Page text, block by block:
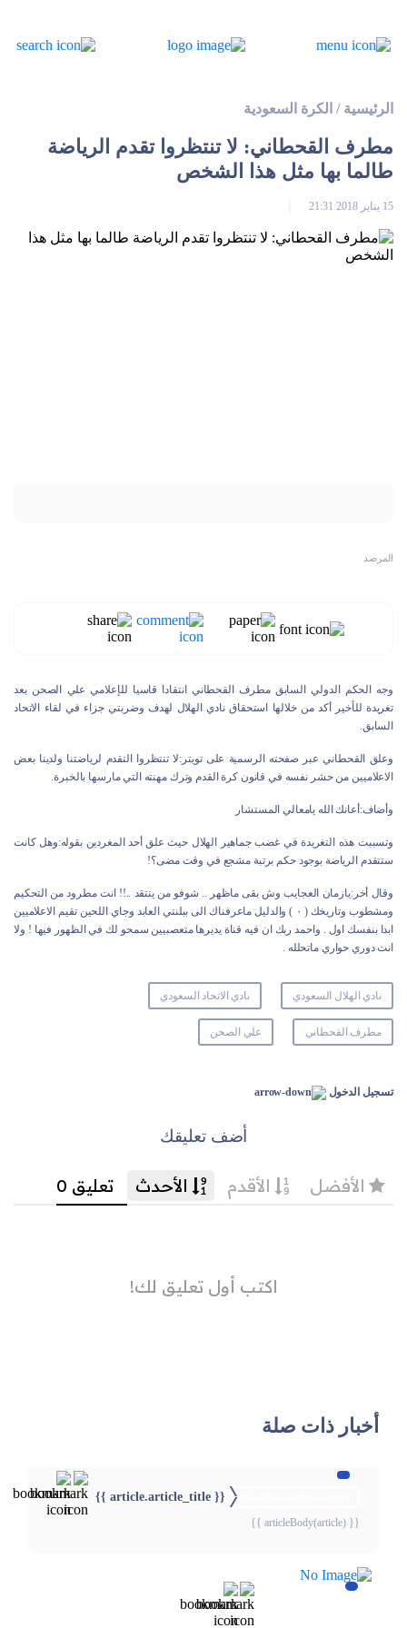
الرئيسية / الكرة السعودية
مطرف القحطاني: لا تنتظروا تقدم الرياضة
طالما بها مثل هذا الشخص
15 يناير 2018 21:31
المرصد
وجه الحكم الدولي السابق مطرف القحطاني انتقادا قاسيا للإعلامي علي الصحن بعد
تغريدة للأخير أكد من خلالها استحقاق نادي الهلال لهدف وضربتي جزاء في لقاء الاتحاد
السابق.
وعلق القحطاني عبر صفحته الرسمية على تويتر:لا تنتظروا التقدم لرياضتنا ولدينا بعض
الاعلاميين من حشر نفسه في قانون كرة القدم وترك مهنته التي مارسها بالخبرة.
وأضاف:أعانك الله يامعالي المستشار
وتسببت هذه التغريدة في غضب جماهير الهلال حيث علق أحد المغردين بقوله:وهل كانت
ستتقدم الرياضة بوجود حكم برتبة مشجع في وقت مضى؟!
وقال أخر:يازمان العجايب وش بقى ماظهر .. شوفو من ينتقد ..!! انت مطرود من التحكيم
ومشطوب وتاريخك ( ٠ ) والدليل ماعرفناك الى ببلنتي العابد وجاي اللحين تقيم الاعلاميين
ابدا بنفسك اول . واحمد ربك ان فيه قناة يديرها متعصبيين سمحو لك في الظهور فيها ! ولا
انت دوري حواري ماتحلله .
نادي الهلال السعودي نادي الاتحاد السعودي
مطرف القحطاني علي الصحن
تسجيل الدخول
أضف تعليقك
أخبار ذات صلة
{{ article.article_title }}
{{ articleBody(article) }}